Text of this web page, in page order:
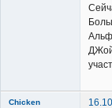
Chicken